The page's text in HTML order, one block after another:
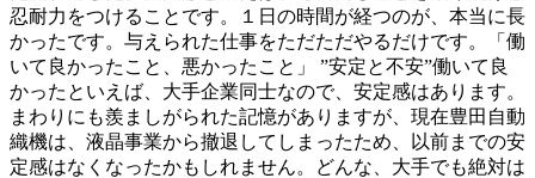
忍耐力をつけることです。１日の時間が経つのが、本当に長
かったです。与えられた仕事をただただやるだけです。「働
いて良かったこと、悪かったこと」 ”安定と不安”働いて良
かったといえば、大手企業同士なので、安定感はあります。
まわりにも羨ましがられた記憶がありますが、現在豊田自動
織機は、液晶事業から撤退してしまったため、以前までの安
定感はなくなったかもしれません。どんな、大手でも絶対は